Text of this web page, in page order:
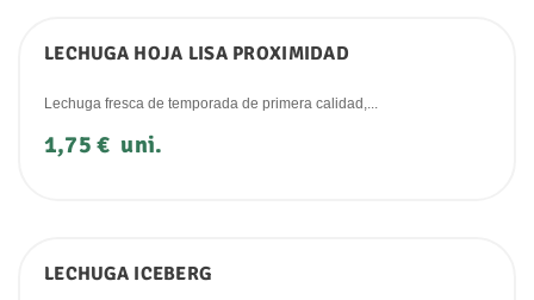
LECHUGA HOJA LISA PROXIMIDAD
Lechuga fresca de temporada de primera calidad,...
Precio
1,75 € uni.
LECHUGA ICEBERG